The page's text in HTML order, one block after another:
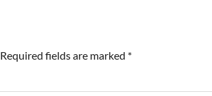
Required fields are marked *